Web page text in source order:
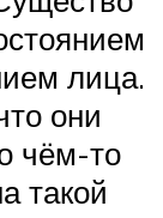
лица.
они
чём-то
такой